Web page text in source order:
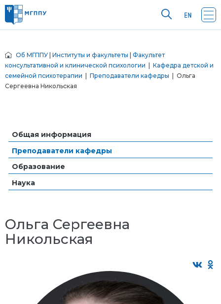
Об МГППУ Институты и факультеты
Факультет
консультативной и клинической психологии
Кафедра детской и
семейной психотерапии
Преподаватели кафедры | Ольга
Сергеевна Никольская
Общая информация
Преподаватели кафедры
Образование
Наука
Ольга Сергеевна
Никольская